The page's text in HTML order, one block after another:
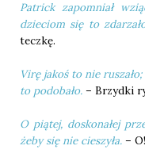
Patrick zapomniał
dzieciom się to
teczkę.
Virę jakoś to nie
to podobało. – Brzydki
O piątej, doskonałej
żeby się nie cieszyła. –